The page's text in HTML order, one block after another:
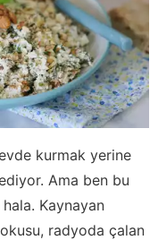
kurmak yerine
Ama ben bu
Kaynayan
radyoda çalan